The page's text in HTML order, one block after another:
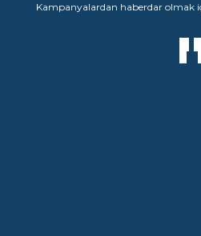
Kampanyalardan haberdar olmak